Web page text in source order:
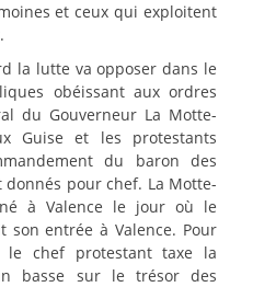
et ceux qui exploitent
la lutte va opposer dans le
obéissant aux ordres
du Gouverneur La Motte-
Guise et les protestants
du baron des
donnés pour chef. La Motte-
à Valence le jour où le
son entrée à Valence. Pour
le chef protestant taxe la
basse sur le trésor des